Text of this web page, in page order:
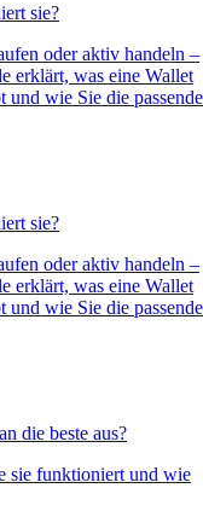
sie?
oder aktiv handeln –
erklärt, was eine Wallet
wie Sie die passende
sie?
oder aktiv handeln –
erklärt, was eine Wallet
wie Sie die passende
die beste aus?
sie funktioniert und wie